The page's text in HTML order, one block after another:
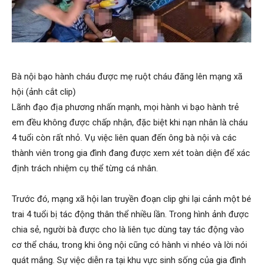
Bà nội bạo hành cháu được mẹ ruột cháu đăng lên mạng xã
hội (ảnh cắt clip)
Lãnh đạo địa phương nhấn mạnh, mọi hành vi bạo hành trẻ
em đều không được chấp nhận, đặc biệt khi nạn nhân là cháu
4 tuổi còn rất nhỏ. Vụ việc liên quan đến ông bà nội và các
thành viên trong gia đình đang được xem xét toàn diện để xác
định trách nhiệm cụ thể từng cá nhân.
Trước đó, mạng xã hội lan truyền đoạn clip ghi lại cảnh một bé
trai 4 tuổi bị tác động thân thể nhiều lần. Trong hình ảnh được
chia sẻ, người bà được cho là liên tục dùng tay tác động vào
cơ thể cháu, trong khi ông nội cũng có hành vi nhéo và lời nói
quát mắng. Sự việc diễn ra tại khu vực sinh sống của gia đình